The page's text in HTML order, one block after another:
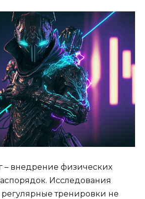
внедрение физических
Исследования
регулярные тренировки не